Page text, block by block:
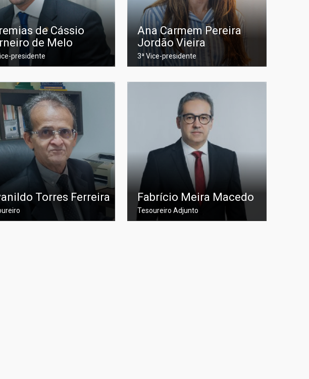
de Cássio
de Melo
presidente
Ana Carmem Pereira
Jordão Vieira
3ª Vice-presidente
Torres Ferreira Fabrício Meira Macedo
Tesoureiro Adjunto